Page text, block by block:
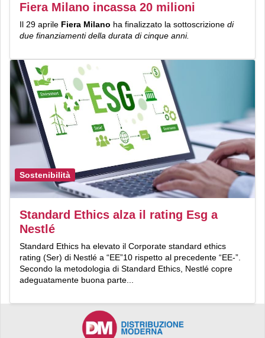
Fiera Milano incassa 20 milioni
Il 29 aprile Fiera Milano ha finalizzato la sottoscrizione di
due finanziamenti della durata di cinque anni.
Sostenibilità
Standard Ethics alza il rating Esg a
Nestlé
Standard Ethics ha elevato il Corporate standard ethics
rating (Ser) di Nestlé a “EE”10 rispetto al precedente “EE-”.
Secondo la metodologia di Standard Ethics, Nestlé copre
adeguatamente buona parte...